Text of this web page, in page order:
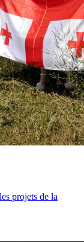
projets de la